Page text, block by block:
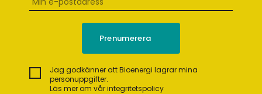
Jag godkänner att Bioenergi lagrar mina
personuppgifter.
Läs mer om vår integritetspolicy